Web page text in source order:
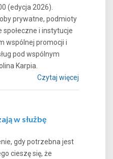
(edycja 2026).
prywatne, podmioty
i instytucje
wspólnej promocji i
pod wspólnym
Karpia.
Czytaj więcej
w służbę
gdy potrzebna jest
cieszę się, że